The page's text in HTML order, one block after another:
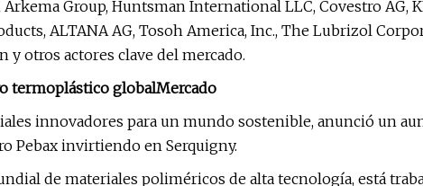
Group, Huntsman International LLC, Covestro AG,
ALTANA AG, Tosoh America, Inc., The Lubrizol
y otros actores clave del mercado.
termoplástico globalMercado
innovadores para un mundo sostenible, anunció un
Pebax invirtiendo en Serquigny.
de materiales poliméricos de alta tecnología, está